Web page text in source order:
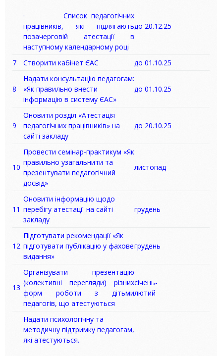
· Список педагогічних
працівників, які підлягають
позачерговій атестації в
наступному календарному році
до 20.12.25
7 Створити кабінет ЄАС до 01.10.25
8
Надати консультацію педагогам:
«Як правильно внести
інформацію в систему ЄАС»
до 01.10.25
9
Оновити розділ «Атестація
педагогічних працівників» на
сайті закладу
до 20.10.25
10
Провести семінар-практикум «Як
правильно узагальнити та
презентувати педагогічний
досвід»
листопад
11
Оновити інформацію щодо
перебігу атестації на сайті
закладу
грудень
12
Підготувати рекомендації «Як
підготувати публікацію у фахове
видання»
грудень
13
Організувати презентацію
(колективні перегляди) різних
форм роботи з дітьми
педагогів, що атестуються
січень-
лютий
Надати психологічну та
методичну підтримку педагогам,
які атестуються.